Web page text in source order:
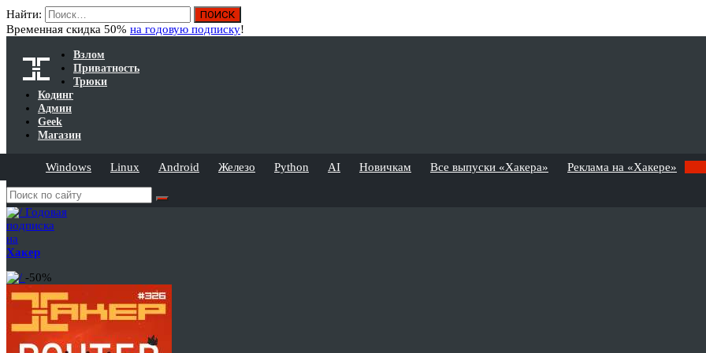
Найти:
Временная скидка 50% на годовую подписку!
Взлом
Приватность
Трюки
Кодинг
Админ
Geek
Магазин
Windows Linux Android Железо Python AI Новичкам Все выпуски «Хакера» Реклама на «Хакере»
Годовая
подписка
на
Хакер
-50%